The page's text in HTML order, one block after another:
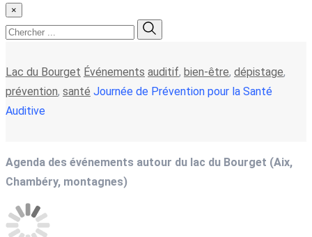
×
Lac du Bourget Événements auditif, bien-être, dépistage,
prévention, santé Journée de Prévention pour la Santé
Auditive
Agenda des événements autour du lac du Bourget (Aix,
Chambéry, montagnes)